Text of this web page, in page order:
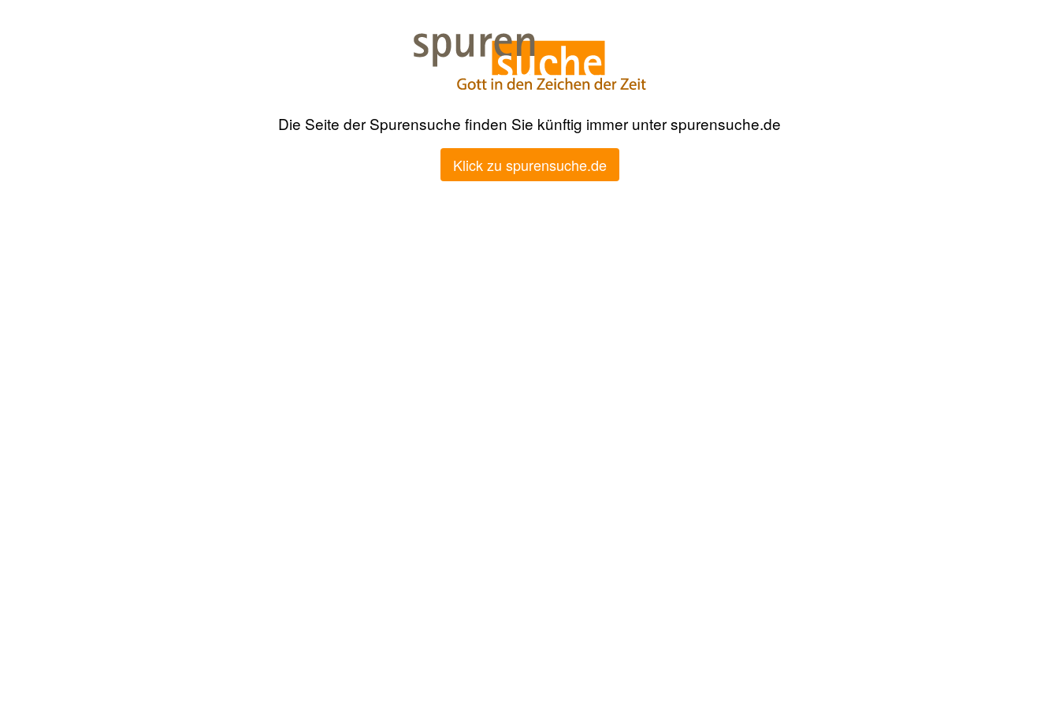
Die Seite der Spurensuche finden Sie künftig immer unter spurensuche.de
Klick zu spurensuche.de